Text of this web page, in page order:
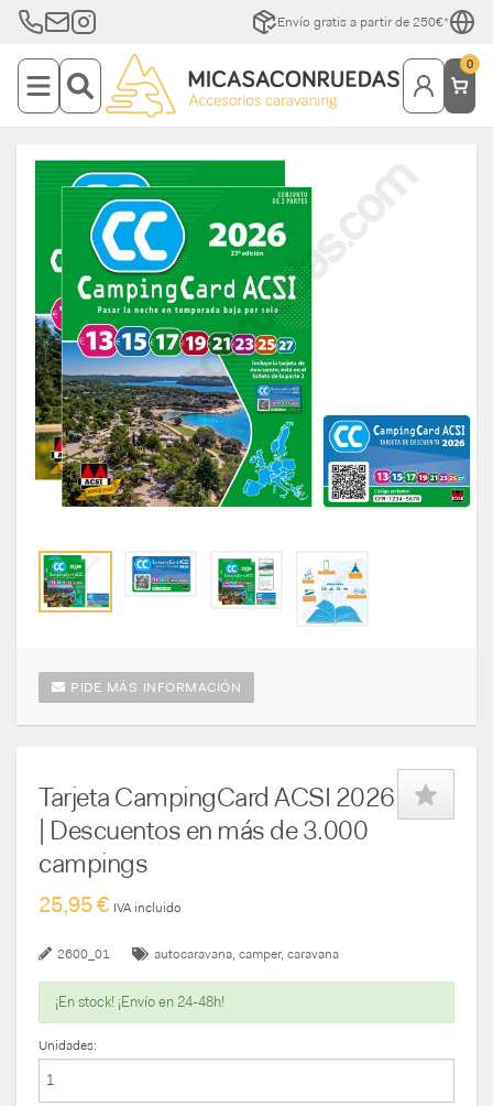
Envío gratis a partir de 250€*
0
PIDE MÁS INFORMACIÓN
Tarjeta CampingCard ACSI 2026
| Descuentos en más de 3.000
campings
25,95 € IVA incluido
2600_01 autocaravana camper caravana
¡En stock! ¡Envío en 24-48h!
Unidades: